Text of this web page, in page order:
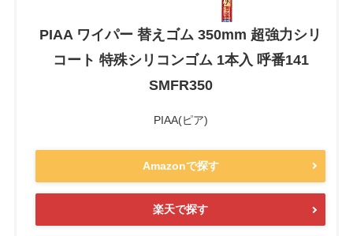
PIAA ワイパー 替えゴム 350mm 超強力シリ
コート 特殊シリコンゴム 1本入 呼番141
SMFR350
PIAA(ピア)
Amazonで探す
楽天で探す